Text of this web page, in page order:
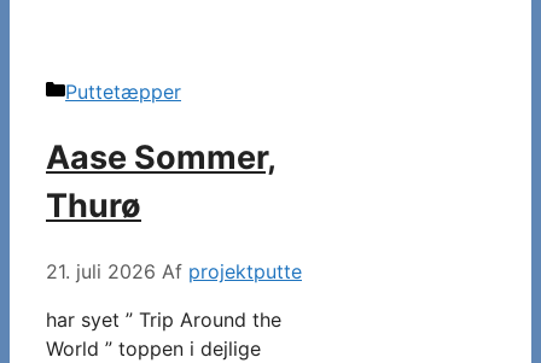
Kategorier
Puttetæpper
Aase Sommer,
Thurø
21. juli 2026 Af projektputte
har syet ” Trip Around the
World ” toppen i dejlige